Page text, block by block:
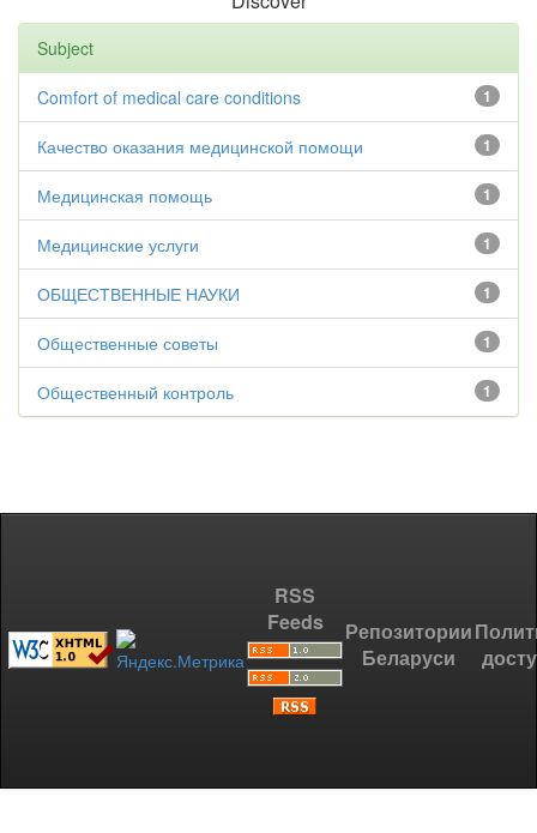
Subject
1
Comfort of medical care conditions
1
Качество оказания медицинской помощи
1
Медицинская помощь
1
Медицинские услуги
1
ОБЩЕСТВЕННЫЕ НАУКИ
1
Общественные советы
1
Общественный контроль
RSS
Feeds
Репозитории
Беларуси